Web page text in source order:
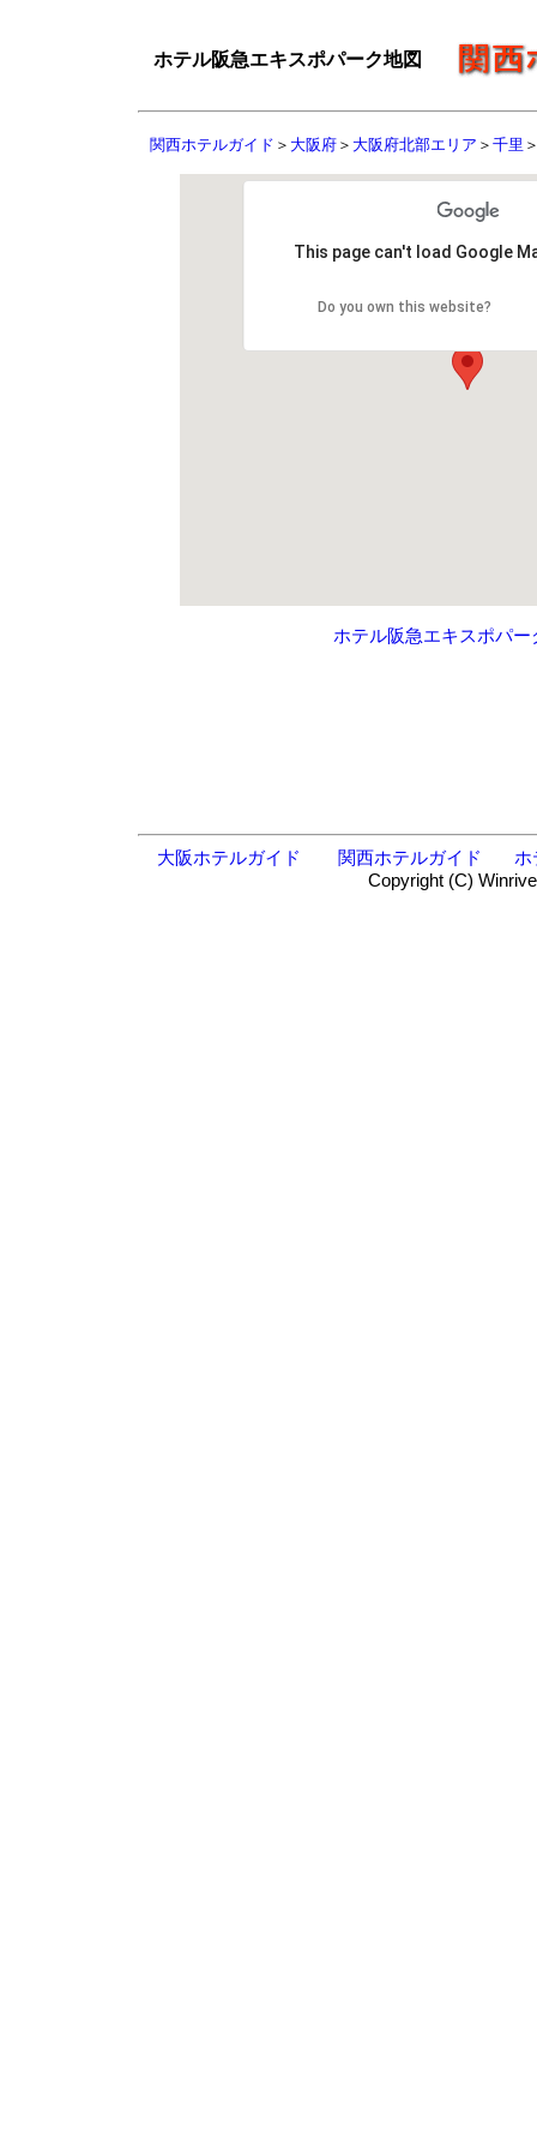
ホテル阪急エキスポパーク地図
関西ホテルガイド ＞ 大阪府 ＞ 大阪府北部エリア ＞ 千里
This page can't load Google
Do you own this website?
ホテル阪急エキスポパー
大阪ホテルガイド 関西ホテルガイド
ホ
Copyright (C)